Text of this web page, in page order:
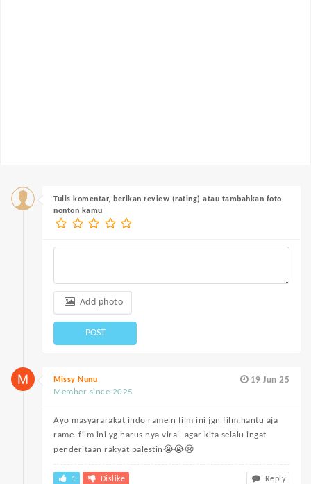
Tulis komentar, berikan review (rating) atau tambahkan foto
nonton kamu
Add photo
POST
19 Jun 25
Missy Nunu
Member since 2025
Ayo masyararakat indo ramein film ini jgn film.hantu aja
rame..film ini yg harus nya viral..agar kita selalu ingat
penderitaan rakyat palestin😭😭😢
1 Dislike Reply